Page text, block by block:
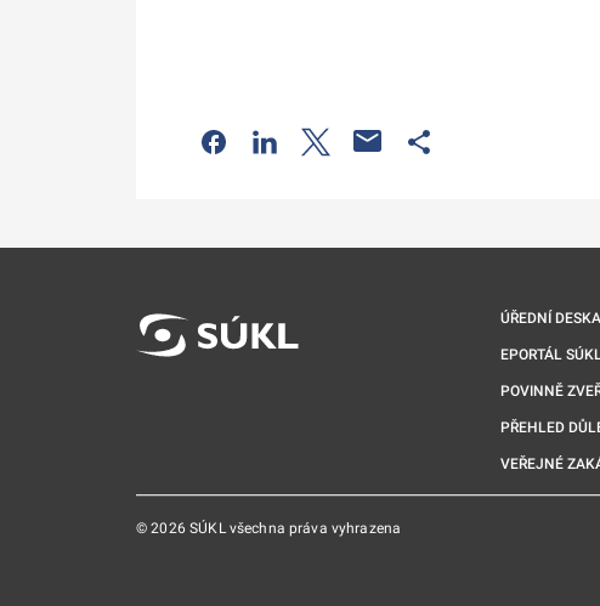
Odkaz se otevře na nové kartě
Odkaz se otevře na nové kartě
Odkaz se otevře na nové kartě
ÚŘEDNÍ DESKA
EPORTÁL
POVINNĚ
PŘEHLED
VEŘEJNÉ
© 2026 SÚKL všechna práva vyhrazena